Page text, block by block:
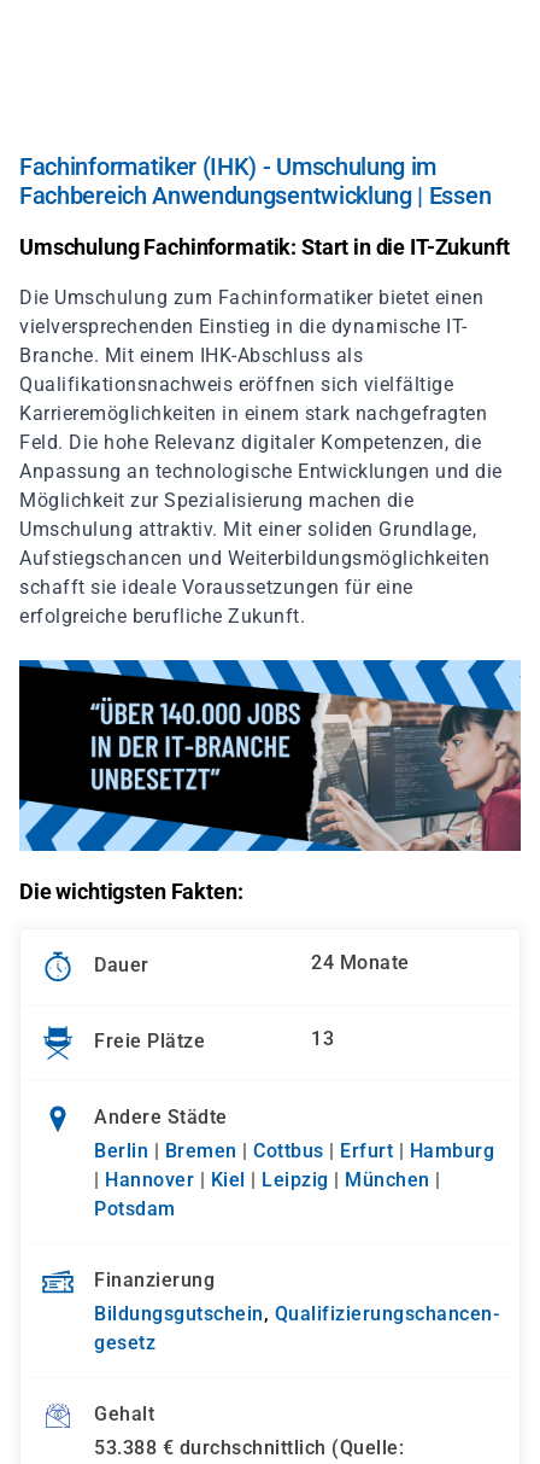
Fachinformatiker (IHK) - Umschulung im
Fachbereich Anwendungsentwicklung | Essen
Umschulung Fachinformatik: Start in die IT-Zukunft
Die Umschulung zum Fachinformatiker bietet einen
vielversprechenden Einstieg in die dynamische IT-
Branche. Mit einem IHK-Abschluss als
Qualifikationsnachweis eröffnen sich vielfältige
Karrieremöglichkeiten in einem stark nachgefragten
Feld. Die hohe Relevanz digitaler Kompetenzen, die
Anpassung an technologische Entwicklungen und die
Möglichkeit zur Spezialisierung machen die
Umschulung attraktiv. Mit einer soliden Grundlage,
Aufstiegschancen und Weiterbildungsmöglichkeiten
schafft sie ideale Voraussetzungen für eine
erfolgreiche berufliche Zukunft.
Die wichtigsten Fakten:
Dauer 24 Monate
Freie Plätze 13
Andere Städte
Berlin
Bremen Cottbus Erfurt
Hamburg
Hannover Kiel Leipzig München
Potsdam
Finanzierung
Bildungsgutschein, Qualifizierungs­chancen­
gesetz
Gehalt
53.388 € durchschnittlich (Quelle: